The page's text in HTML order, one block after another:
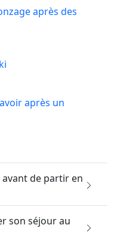
après des
après un
de partir en
son séjour au